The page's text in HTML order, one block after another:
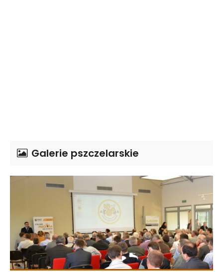
Galerie pszczelarskie